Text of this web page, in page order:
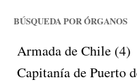
BÚSQUEDA POR ÓRGANOS
Armada de Chile (4)
Capitanía de Puerto